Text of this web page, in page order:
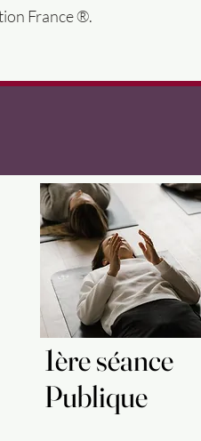
France ®.
1ère séance
Publique
1ère séance
Publique